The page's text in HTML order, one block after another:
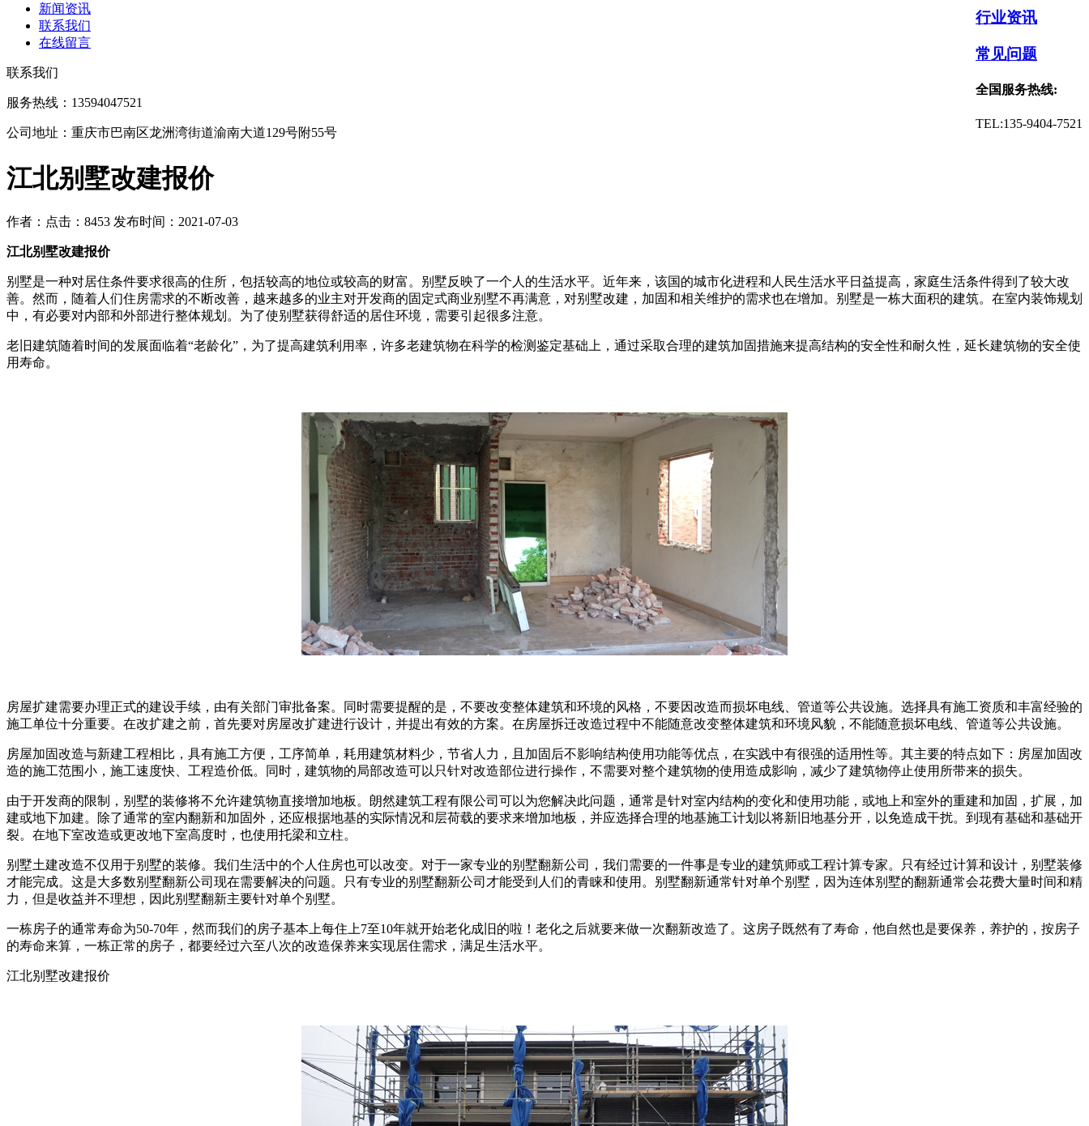
行业资讯
常见问题
全国服务热线:
TEL:135-9404-7521
江北别墅改建报价
作者： 点击：8453 发布时间：2021-07-03
江北别墅改建报价
别墅是一种对居住条件要求很高的住所，包括较高的地位或较高的财富。别墅反映了一个人的生活水平。近年来，该国的城市化进程和人民生活水平日益提高，家庭生活条件得到了较大改
善。然而，随着人们住房需求的不断改善，越来越多的业主对开发商的固定式商业别墅不再满意，对别墅改建，加固和相关维护的需求也在增加。别墅是一栋大面积的建筑。在室内装饰规划
中，有必要对内部和外部进行整体规划。为了使别墅获得舒适的居住环境，需要引起很多注意。
老旧建筑随着时间的发展面临着“老龄化”，为了提高建筑利用率，许多老建筑物在科学的检测鉴定基础上，通过采取合理的建筑加固措施来提高结构的安全性和耐久性，延长建筑物的安全使
用寿命。
房屋扩建需要办理正式的建设手续，由有关部门审批备案。同时需要提醒的是，不要改变整体建筑和环境的风格，不要因改造而损坏电线、管道等公共设施。选择具有施工资质和丰富经验的
施工单位十分重要。在改扩建之前，首先要对房屋改扩建进行设计，并提出有效的方案。在房屋拆迁改造过程中不能随意改变整体建筑和环境风貌，不能随意损坏电线、管道等公共设施。
房屋加固改造与新建工程相比，具有施工方便，工序简单，耗用建筑材料少，节省人力，且加固后不影响结构使用功能等优点，在实践中有很强的适用性等。其主要的特点如下：房屋加固改
造的施工范围小，施工速度快、工程造价低。同时，建筑物的局部改造可以只针对改造部位进行操作，不需要对整个建筑物的使用造成影响，减少了建筑物停止使用所带来的损失。
由于开发商的限制，别墅的装修将不允许建筑物直接增加地板。朗然建筑工程有限公司可以为您解决此问题，通常是针对室内结构的变化和使用功能，或地上和室外的重建和加固，扩展，加
建或地下加建。除了通常的室内翻新和加固外，还应根据地基的实际情况和层荷载的要求来增加地板，并应选择合理的地基施工计划以将新旧地基分开，以免造成干扰。到现有基础和基础开
裂。在地下室改造或更改地下室高度时，也使用托梁和立柱。
别墅土建改造不仅用于别墅的装修。我们生活中的个人住房也可以改变。对于一家专业的别墅翻新公司，我们需要的一件事是专业的建筑师或工程计算专家。只有经过计算和设计，别墅装修
才能完成。这是大多数别墅翻新公司现在需要解决的问题。只有专业的别墅翻新公司才能受到人们的青睐和使用。别墅翻新通常针对单个别墅，因为连体别墅的翻新通常会花费大量时间和精
力，但是收益并不理想，因此别墅翻新主要针对单个别墅。
一栋房子的通常寿命为50-70年，然而我们的房子基本上每住上7至10年就开始老化成旧的啦！老化之后就要来做一次翻新改造了。这房子既然有了寿命，他自然也是要保养，养护的，按房子
的寿命来算，一栋正常的房子，都要经过六至八次的改造保养来实现居住需求，满足生活水平。
江北别墅改建报价
新闻资讯
联系我们
在线留言
联系我们
服务热线：13594047521
公司地址：重庆市巴南区龙洲湾街道渝南大道129号附55号